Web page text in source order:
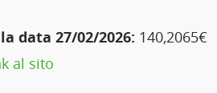
data 27/02/2026: 140,2065€
al sito